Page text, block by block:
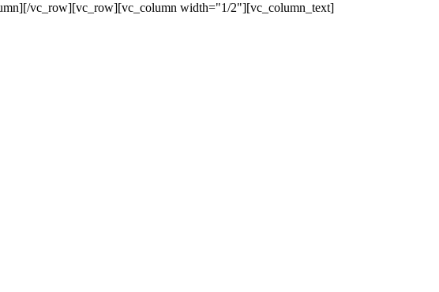
vc_row][vc_row][vc_column width="1/2"][vc_column_text]